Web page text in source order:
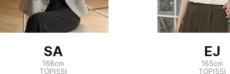
SA
168cm
TOP(55)
EJ
165cm
TOP(55)